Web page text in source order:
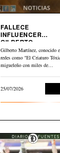
FALLECE
INFLUENCER
GILBERTO
MARTINEZ”EL
CRIATURO
Gilberto Martínez, conocido
redes como "El Criaturo
migueleño con miles de
25/07/2026